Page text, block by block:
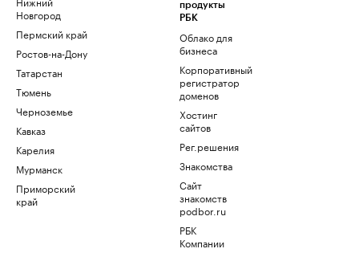
Новгород
Пермский край
Ростов-на-Дону
Татарстан
Тюмень
Черноземье
Кавказ
Карелия
Мурманск
Приморский
край
продукты
РБК
Облако для
бизнеса
Корпоративный
регистратор
доменов
Хостинг
сайтов
Рег.решения
Знакомства
Сайт
знакомств
podbor.ru
РБК
Компании